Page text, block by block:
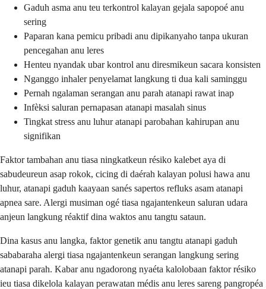
Gaduh asma anu teu terkontrol kalayan gejala sapopoé anu
sering
Paparan kana pemicu pribadi anu dipikanyaho tanpa ukuran
pencegahan anu leres
Henteu nyandak ubar kontrol anu diresmikeun sacara konsisten
Nganggo inhaler penyelamat langkung ti dua kali saminggu
Pernah ngalaman serangan anu parah atanapi rawat inap
Infèksi saluran pernapasan atanapi masalah sinus
Tingkat stress anu luhur atanapi parobahan kahirupan anu
signifikan
Faktor tambahan anu tiasa ningkatkeun résiko kalebet aya di
sabudeureun asap rokok, cicing di daérah kalayan polusi hawa anu
luhur, atanapi gaduh kaayaan sanés sapertos refluks asam atanapi
apnea sare. Alergi musiman ogé tiasa ngajantenkeun saluran udara
anjeun langkung réaktif dina waktos anu tangtu sataun.
Dina kasus anu langka, faktor genetik anu tangtu atanapi gaduh
sababaraha alergi tiasa ngajantenkeun serangan langkung sering
atanapi parah. Kabar anu ngadorong nyaéta kalolobaan faktor résiko
ieu tiasa dikelola kalayan perawatan médis anu leres sareng pangropéa